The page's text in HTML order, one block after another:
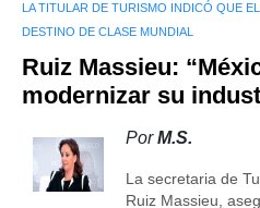
LA TITULAR DE TURISMO INDICÓ QUE
DESTINO DE CLASE MUNDIAL
Ruiz Massieu:
modernizar su
PorM.S.
La secretaria de
Ruiz Massieu,